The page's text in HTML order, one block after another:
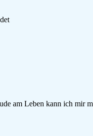
am Leben kann ich mir